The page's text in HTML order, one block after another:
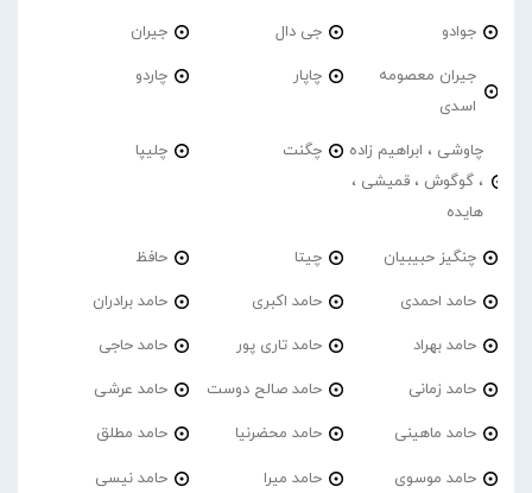
جوادو جی دال جیران
جیران معصومه
اسدی
چاپار چاردو
چاوشی ، ابراهیم زاده
، گوگوش ، قمیشی ،
هایده
چگنت چلیپا
چنگیز حبیبیان چیتا حافظ
حامد احمدی حامد اکبری حامد برادران
حامد بهراد حامد تاری پور حامد حاجی
حامد زمانی حامد صالح دوست حامد عرشی
حامد ماهینی حامد محضرنیا حامد مطلق
حامد موسوی حامد میرا حامد نیسی